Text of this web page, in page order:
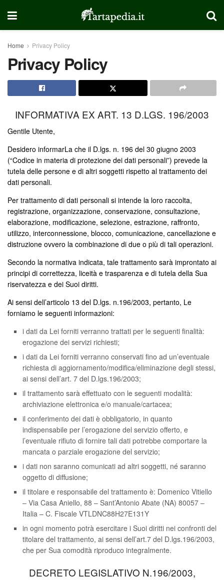
Home Privacy Policy
Privacy Policy
INFORMATIVA EX ART. 13 D.LGS. 196/2003
Gentile Utente,
Desidero informarLa che il D.lgs. n. 196 del 30 giugno 2003
(“Codice in materia di protezione dei dati personali”) prevede la
tutela delle persone e di altri soggetti rispetto al trattamento dei
dati personali.
Per trattamento di dati personali si intende la loro raccolta,
registrazione, organizzazione, conservazione, consultazione,
elaborazione, modificazione, selezione, estrazione, raffronto,
utilizzo, interconnessione, blocco, comunicazione, cancellazione e
distruzione ovvero la combinazione di due o più di tali operazioni.
Secondo la normativa indicata, tale trattamento sarà improntato ai
principi di correttezza, liceità e trasparenza e di tutela della Sua
riservatezza e dei Suoi diritti.
Ai sensi dell’articolo 13 del D.lgs. n.196/2003, pertanto, Le
forniamo le seguenti informazioni:
i dati da Lei forniti verranno trattati per le seguenti finalità:
erogazione dei servizi richiesti;
i dati da Lei forniti verranno conservati fino ad un’eventuale
richiesta di aggiornamento/modifica/eliminazione degli stessi,
ai sensi dell’art. 7 del D.lgs.196/2003;
il trattamento sarà effettuato con le seguenti modalità:
archiviazione elettronica e/o manuale/cartacea;
il conferimento dei dati è obbligatorio, in quanto
indispensabile per l’erogazione del servizio offerto, e
l’eventuale rifiuto di fornire tali dati potrebbe comportare la
mancata o parziale erogazione del servizio;
i dati non saranno comunicati ad altri soggetti, né saranno
oggetto di diffusione;
il titolare e responsabile del trattamento è: Domenico Vitiello
– Via Casa Aniello, 88 – Sant’Antonio Abate (NA) 80057 –
Italia – C. Fiscale VTLDNC88H27E131Y
in ogni momento potrà esercitare i Suoi diritti nei confronti del
titolare del trattamento, ai sensi dell’art.7 del D.lgs.196/2003,
che per Sua comodità riproduco integralmente.
DECRETO LEGISLATIVO N.196/2003,